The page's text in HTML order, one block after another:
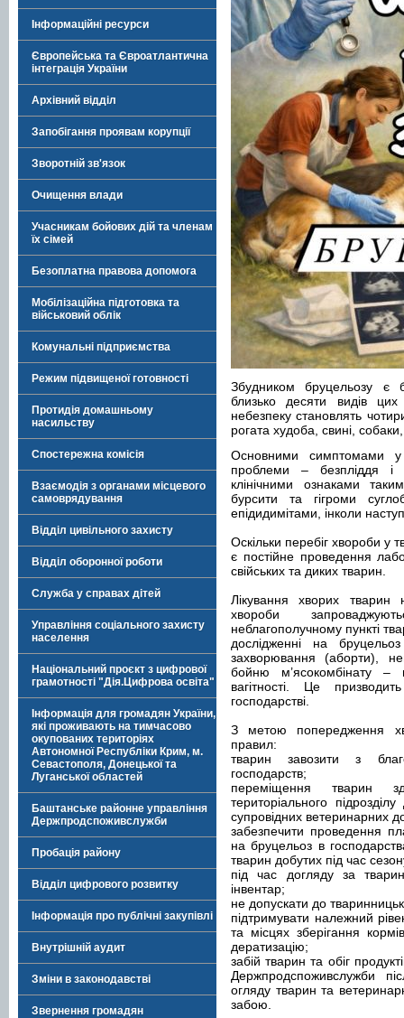
Інформаційні ресурси
Європейська та Євроатлантична
інтеграція України
Архівний відділ
Запобігання проявам корупції
Зворотній зв'язок
Очищення влади
Учасникам бойових дій та членам
їх сімей
Безоплатна правова допомога
Мобілізаційна підготовка та
військовий облік
Комунальні підприємства
Режим підвищеної готовності
Протидія домашньому
насильству
Спостережна комісія
Взаємодія з органами місцевого
самоврядування
Відділ цивільного захисту
Відділ оборонної роботи
Служба у справах дітей
Управління соціального захисту
населення
Національний проєкт з цифрової
грамотності "Дія.Цифрова освіта"
Інформація для громадян України,
які проживають на тимчасово
окупованих територіях
Автономної Республіки Крим, м.
Севастополя, Донецької та
Луганської областей
Баштанське районне управління
Держпродспоживслужби
Пробація району
Відділ цифрового розвитку
Інформація про публічні закупівлі
Внутрішній аудит
Зміни в законодавстві
Звернення громадян
Збудником бруцельозу є
близько десяти видів
небезпеку становлять
рогата худоба, свині,
Основними симптомами
проблеми – безпліддя і
клінічними ознаками
бурсити та гігроми
епідидимітами, інколи
Оскільки перебіг хвороби у
є постійне проведення
свійських та диких тварин.
Лікування хворих
хвороби
неблагополучному пункті
дослідженні на
захворювання (аборти),
бойню м’ясокомбінату –
вагітності. Це
господарстві.
З метою попередження
правил:
тварин завозити з
господарств;
переміщення тварин
територіального
супровідних ветеринарних
забезпечити проведення
на бруцельоз в
тварин добутих під час
під час догляду за
інвентар;
не допускати до
підтримувати належний
та місцях зберігання
дератизацію;
забій тварин та обіг
Держпродспоживслужби
огляду тварин та
забою.